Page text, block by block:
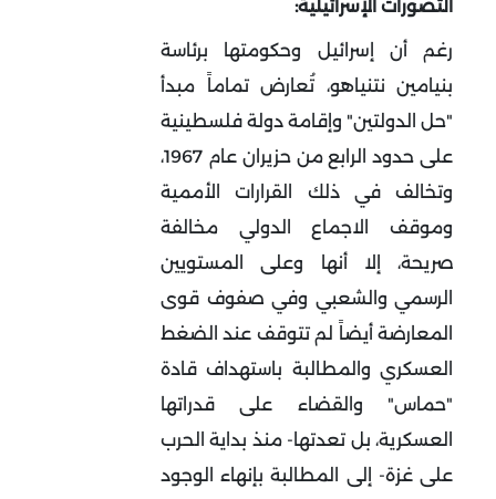
التصورات الإسرائيلية:
رغم أن إسرائيل وحكومتها برئاسة
بنيامين نتنياهو، تُعارض تماماً مبدأ
"حل الدولتين" وإقامة دولة فلسطينية
على حدود الرابع من حزيران عام 1967،
وتخالف في ذلك القرارات الأممية
وموقف الاجماع الدولي مخالفة
صريحة، إلا أنها وعلى المستويين
الرسمي والشعبي وفي صفوف قوى
المعارضة أيضاً لم تتوقف عند الضغط
العسكري والمطالبة باستهداف قادة
"حماس" والقضاء على قدراتها
العسكرية، بل تعدتها- منذ بداية الحرب
على غزة- إلى المطالبة بإنهاء الوجود